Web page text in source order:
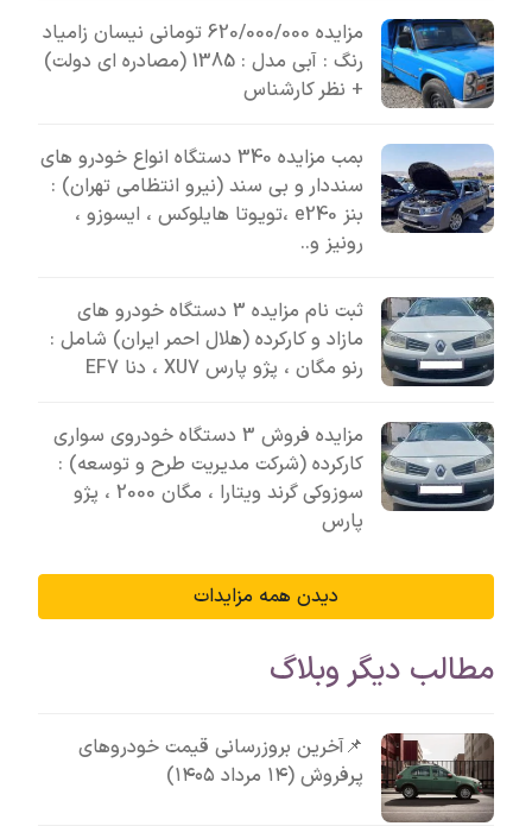
مزایده 620/000/000 تومانی نیسان زامیاد
رنگ : آبی مدل : 1385 (مصادره ای دولت)
+ نظر کارشناس
بمب مزایده 340 دستگاه انواع خودرو های
سنددار و بی سند (نیرو انتظامی تهران) :
بنز e240 ،تویوتا هایلوکس ، ایسوزو ،
رونیز و..
ثبت نام مزایده 3 دستگاه خودرو های
مازاد و کارکرده (هلال احمر ایران) شامل :
رنو مگان ، پژو پارس XU7 ، دنا EF7
مزایده فروش 3 دستگاه خودروی سواری
کارکرده (شرکت مدیریت طرح و توسعه) :
سوزوکی گرند ویتارا ، مگان 2000 ، پژو
پارس
دیدن همه مزایدات
مطالب دیگر وبلاگ
📌آخرین بروزرسانی قیمت خودروهای
پرفروش (۱۴ مرداد ۱۴۰۵)